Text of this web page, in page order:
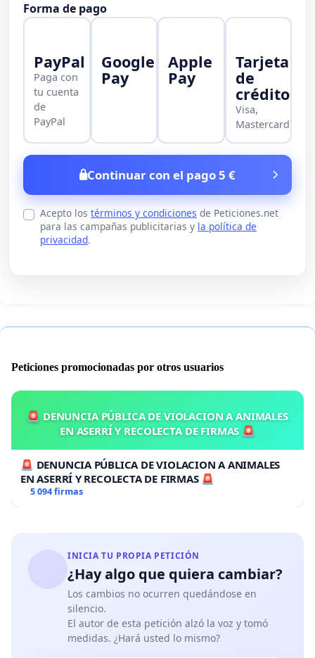
Forma de pago
PayPal
Paga con
tu cuenta
de
PayPal
Google
Pay
Apple
Pay
Tarjeta
de
crédito
Visa,
Mastercard
Continuar con el pago 5 €
Acepto los términos y condiciones de Peticiones.net
para las campañas publicitarias y la política de
privacidad.
Peticiones promocionadas por otros usuarios
🚨 DENUNCIA PÚBLICA DE VIOLACION A ANIMALES
EN ASERRÍ Y RECOLECTA DE FIRMAS 🚨
🚨 DENUNCIA PÚBLICA DE VIOLACION A ANIMALES
EN ASERRÍ Y RECOLECTA DE FIRMAS 🚨
5 094 firmas
INICIA TU PROPIA PETICIÓN
¿Hay algo que quiera cambiar?
Los cambios no ocurren quedándose en
silencio.
El autor de esta petición alzó la voz y tomó
medidas. ¿Hará usted lo mismo?